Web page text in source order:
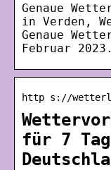
Genaue
in Verden,
Genaue
Februar
http s://
für 7